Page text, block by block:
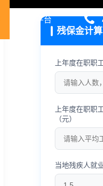
关于平台
残保金计
上年度在职职
上年度在职职
（元）
当地残疾人就